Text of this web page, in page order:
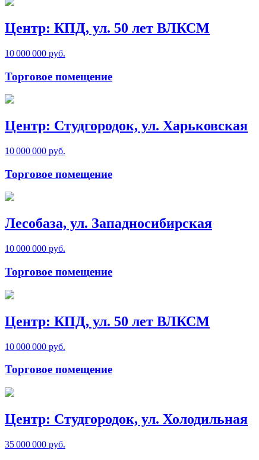
Центр: КПД, ул. 50 лет ВЛКСМ
10 000 000 руб.
Торговое помещение
Центр: Студгородок, ул. Харьковская
10 000 000 руб.
Торговое помещение
Лесобаза, ул. Западносибирская
10 000 000 руб.
Торговое помещение
Центр: КПД, ул. 50 лет ВЛКСМ
10 000 000 руб.
Торговое помещение
Центр: Студгородок, ул. Холодильная
35 000 000 руб.